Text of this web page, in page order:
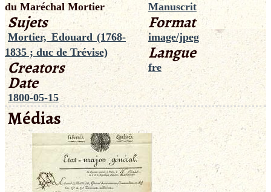
du Maréchal Mortier
Sujets
Mortier, Edouard (1768-
1835 ; duc de Trévise)
Creators
Date
1800-05-15
Manuscrit
Format
image/jpeg
Langue
fre
Médias